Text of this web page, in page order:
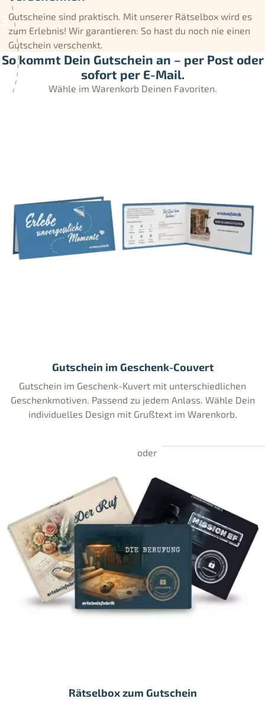
Gutscheine sind praktisch. Mit unserer Rätselbox wird es
zum Erlebnis! Wir garantieren: So hast du noch nie einen
Gutschein verschenkt.
So kommt Dein Gutschein an – per Post oder
sofort per E-Mail.
Wähle im Warenkorb Deinen Favoriten.
Gutschein im Geschenk-Couvert
Gutschein im Geschenk-Kuvert mit unterschiedlichen
Geschenkmotiven. Passend zu jedem Anlass. Wähle Dein
individuelles Design mit Grußtext im Warenkorb.
Rätselbox zum Gutschein